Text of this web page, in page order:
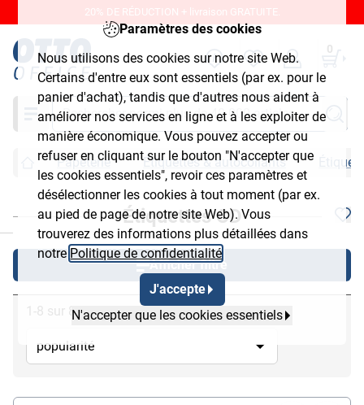
Paramètres des cookies
Nous utilisons des cookies sur notre site Web.
Certains d'entre eux sont essentiels (par ex. pour le
panier d'achat), tandis que d'autres nous aident à
améliorer nos services en ligne et à les exploiter de
manière économique. Vous pouvez accepter ou
refuser en cliquant sur le bouton "N'accepter que
les cookies essentiels", revoir ces paramètres et
désélectionner les cookies à tout moment (par ex.
au pied de page de notre site Web). Vous
trouverez des informations plus détaillées dans
notre Politique de confidentialité
J'accepte
N'accepter que les cookies essentiels
20% DE RÉDUCTION + livraison GRATUITE.
0
Chercher
Papeterie Étiquettes & autocollants
Étiquettes CD
Afficher filtre
1-8 sur 8